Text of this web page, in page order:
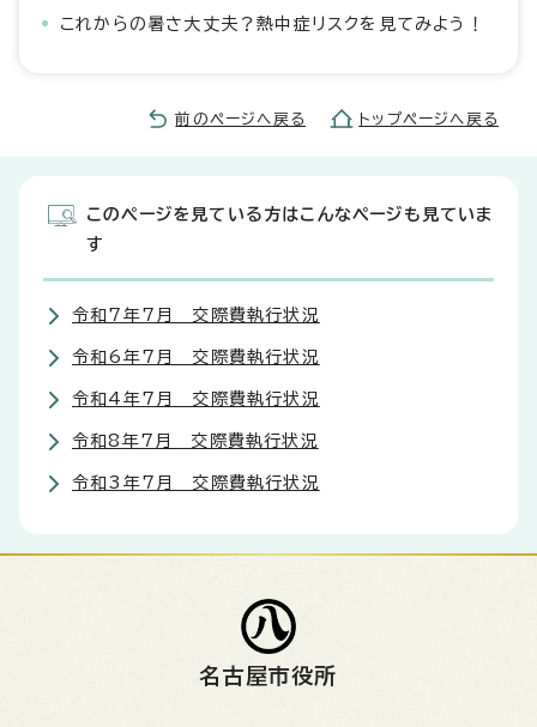
これからの暑さ大丈夫？熱中症リスクを見てみよう！
前のページへ戻る トップページへ戻る
このページを見ている方はこんなページも見ていま
す
令和7年7月 交際費執行状況
令和6年7月 交際費執行状況
令和4年7月 交際費執行状況
令和8年7月 交際費執行状況
令和3年7月 交際費執行状況
名古屋市役所